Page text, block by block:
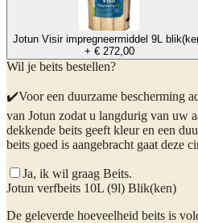
Jotun Visir impregneermiddel 9L
+ € 272,00
Wil je beits bestellen?
✔️Voor een duurzame bescherming
van Jotun zodat u langdurig van uw
dekkende beits geeft kleur en een
beits goed is aangebracht gaat deze
Ja, ik wil graag Beits.
Jotun verfbeits 10L (9l) Blik(ken)
De geleverde hoeveelheid beits is